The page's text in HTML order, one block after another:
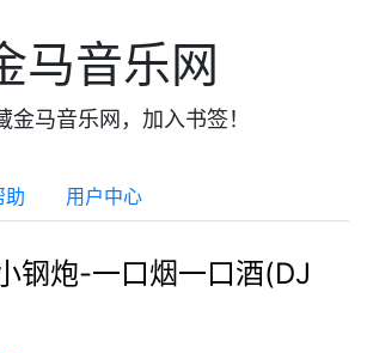
马音乐网
金马音乐网，加入书签！
助 用户中心
钢炮-一口烟一口酒(DJ